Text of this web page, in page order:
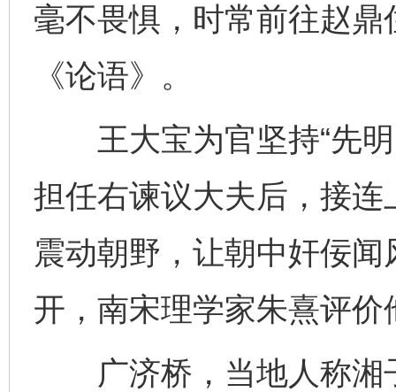
毫不畏惧，时常前往赵
《论语》。
王大宝为官坚持“先明
担任右谏议大夫后，接
震动朝野，让朝中奸佞闻
开，南宋理学家朱熹评价
广济桥，当地人称湘